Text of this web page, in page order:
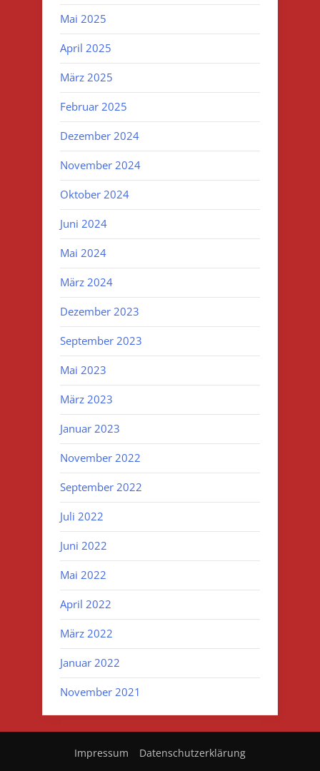
Mai 2025
April 2025
März 2025
Februar 2025
Dezember 2024
November 2024
Oktober 2024
Juni 2024
Mai 2024
März 2024
Dezember 2023
September 2023
Mai 2023
März 2023
Januar 2023
November 2022
September 2022
Juli 2022
Juni 2022
Mai 2022
April 2022
März 2022
Januar 2022
November 2021
Impressum Datenschutzerklärung